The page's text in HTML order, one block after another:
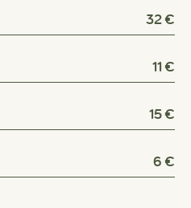
32 €
11 €
15 €
6 €